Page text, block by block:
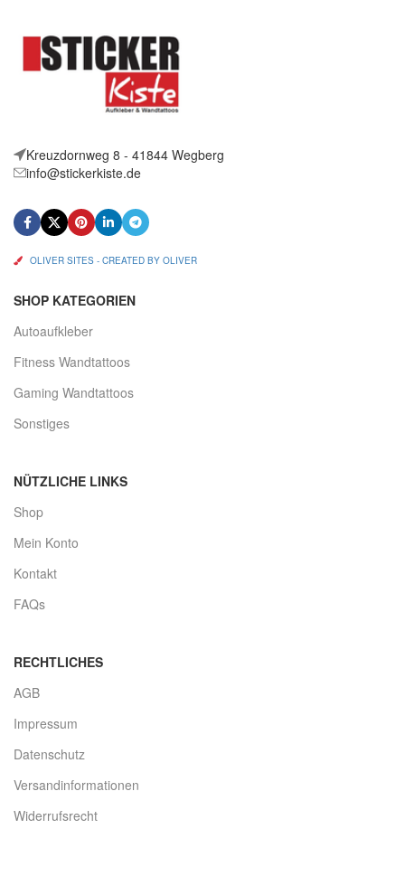
Kreuzdornweg 8 - 41844 Wegberg
info@stickerkiste.de
OLIVER SITES - CREATED BY OLIVER
SHOP KATEGORIEN
Autoaufkleber
Fitness Wandtattoos
Gaming Wandtattoos
Sonstiges
NÜTZLICHE LINKS
Shop
Mein Konto
Kontakt
FAQs
RECHTLICHES
AGB
Impressum
Datenschutz
Versandinformationen
Widerrufsrecht